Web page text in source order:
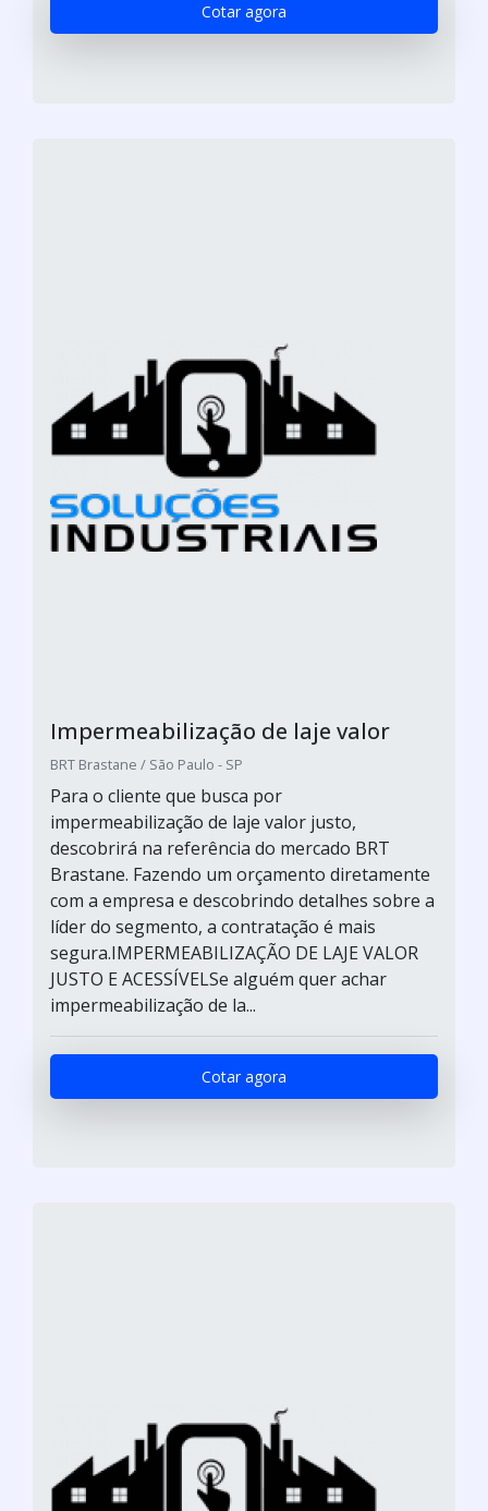
Cotar agora
Impermeabilização de laje valor
BRT Brastane / São Paulo - SP
Para o cliente que busca por
impermeabilização de laje valor justo,
descobrirá na referência do mercado BRT
Brastane. Fazendo um orçamento diretamente
com a empresa e descobrindo detalhes sobre a
líder do segmento, a contratação é mais
segura.IMPERMEABILIZAÇÃO DE LAJE VALOR
JUSTO E ACESSÍVELSe alguém quer achar
impermeabilização de la...
Cotar agora